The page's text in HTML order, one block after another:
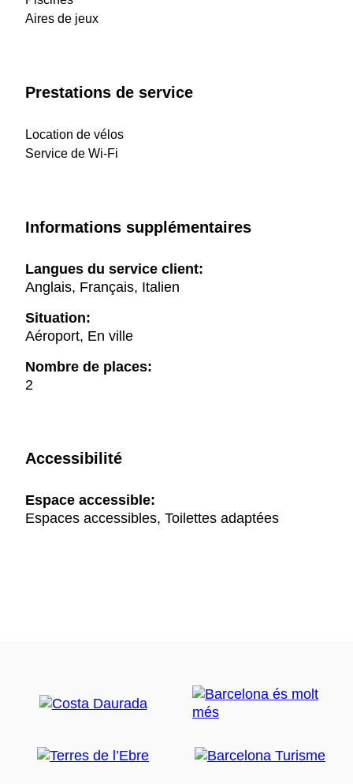
Aires de jeux
Prestations de service
Location de vélos
Service de Wi-Fi
Informations supplémentaires
Langues du service client:
Anglais, Français, Italien
Situation:
Aéroport, En ville
Nombre de places:
2
Accessibilité
Espace accessible:
Espaces accessibles, Toilettes adaptées